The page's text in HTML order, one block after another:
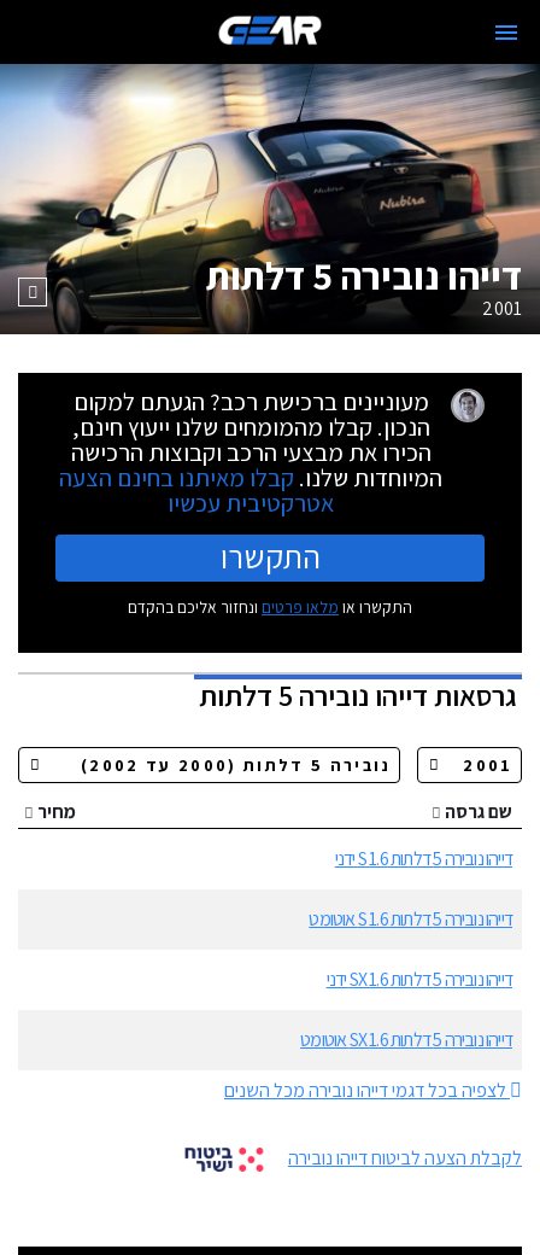
דייהו נובירה 5 דלתות
2001
מעוניינים ברכישת רכב? הגעתם למקום
הנכון. קבלו מהמומחים שלנו ייעוץ חינם,
הכירו את מבצעי הרכב וקבוצות הרכישה
המיוחדות שלנו. קבלו מאיתנו בחינם הצעה
אטרקטיבית עכשיו
התקשרו
התקשרו או מלאו פרטים ונחזור אליכם בהקדם
גרסאותדייהו נובירה 5 דלתות
שם גרסה
מחיר
דייהו נובירה 5 דלתות 1.6 S ידני
דייהו נובירה 5 דלתות 1.6 S אוטומט
דייהו נובירה 5 דלתות 1.6 SX ידני
דייהו נובירה 5 דלתות 1.6 SX אוטומט
לצפיה בכל דגמי דייהו נובירה מכל השנים
לקבלת הצעה לביטוח דייהו נובירה